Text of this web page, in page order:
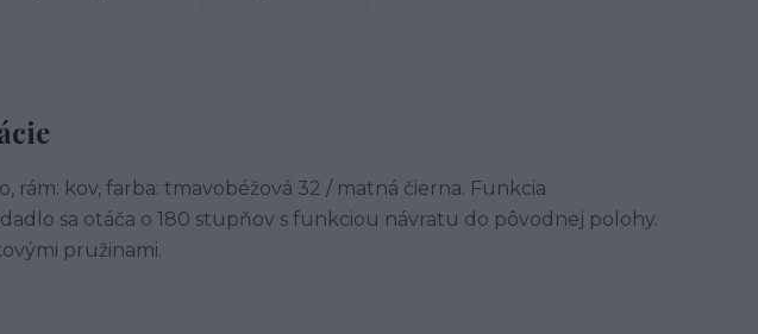
rám: kov, farba: tmavobéžová 32 / matná čierna. Funkcia
sa otáča o 180 stupňov s funkciou návratu do pôvodnej polohy.
pružinami.